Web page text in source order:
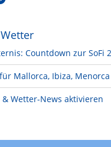
Countdown zur SoFi
Mallorca, Ibiza, Menorca
Wetter-News aktivieren